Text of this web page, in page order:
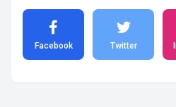
Facebook Twitter